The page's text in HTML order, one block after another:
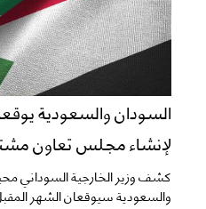
السودان والسعودية
لإنشاء مجلس تعاون
كشف وزير الخارجية السوداني
والسعودية سيوقعان الشهر